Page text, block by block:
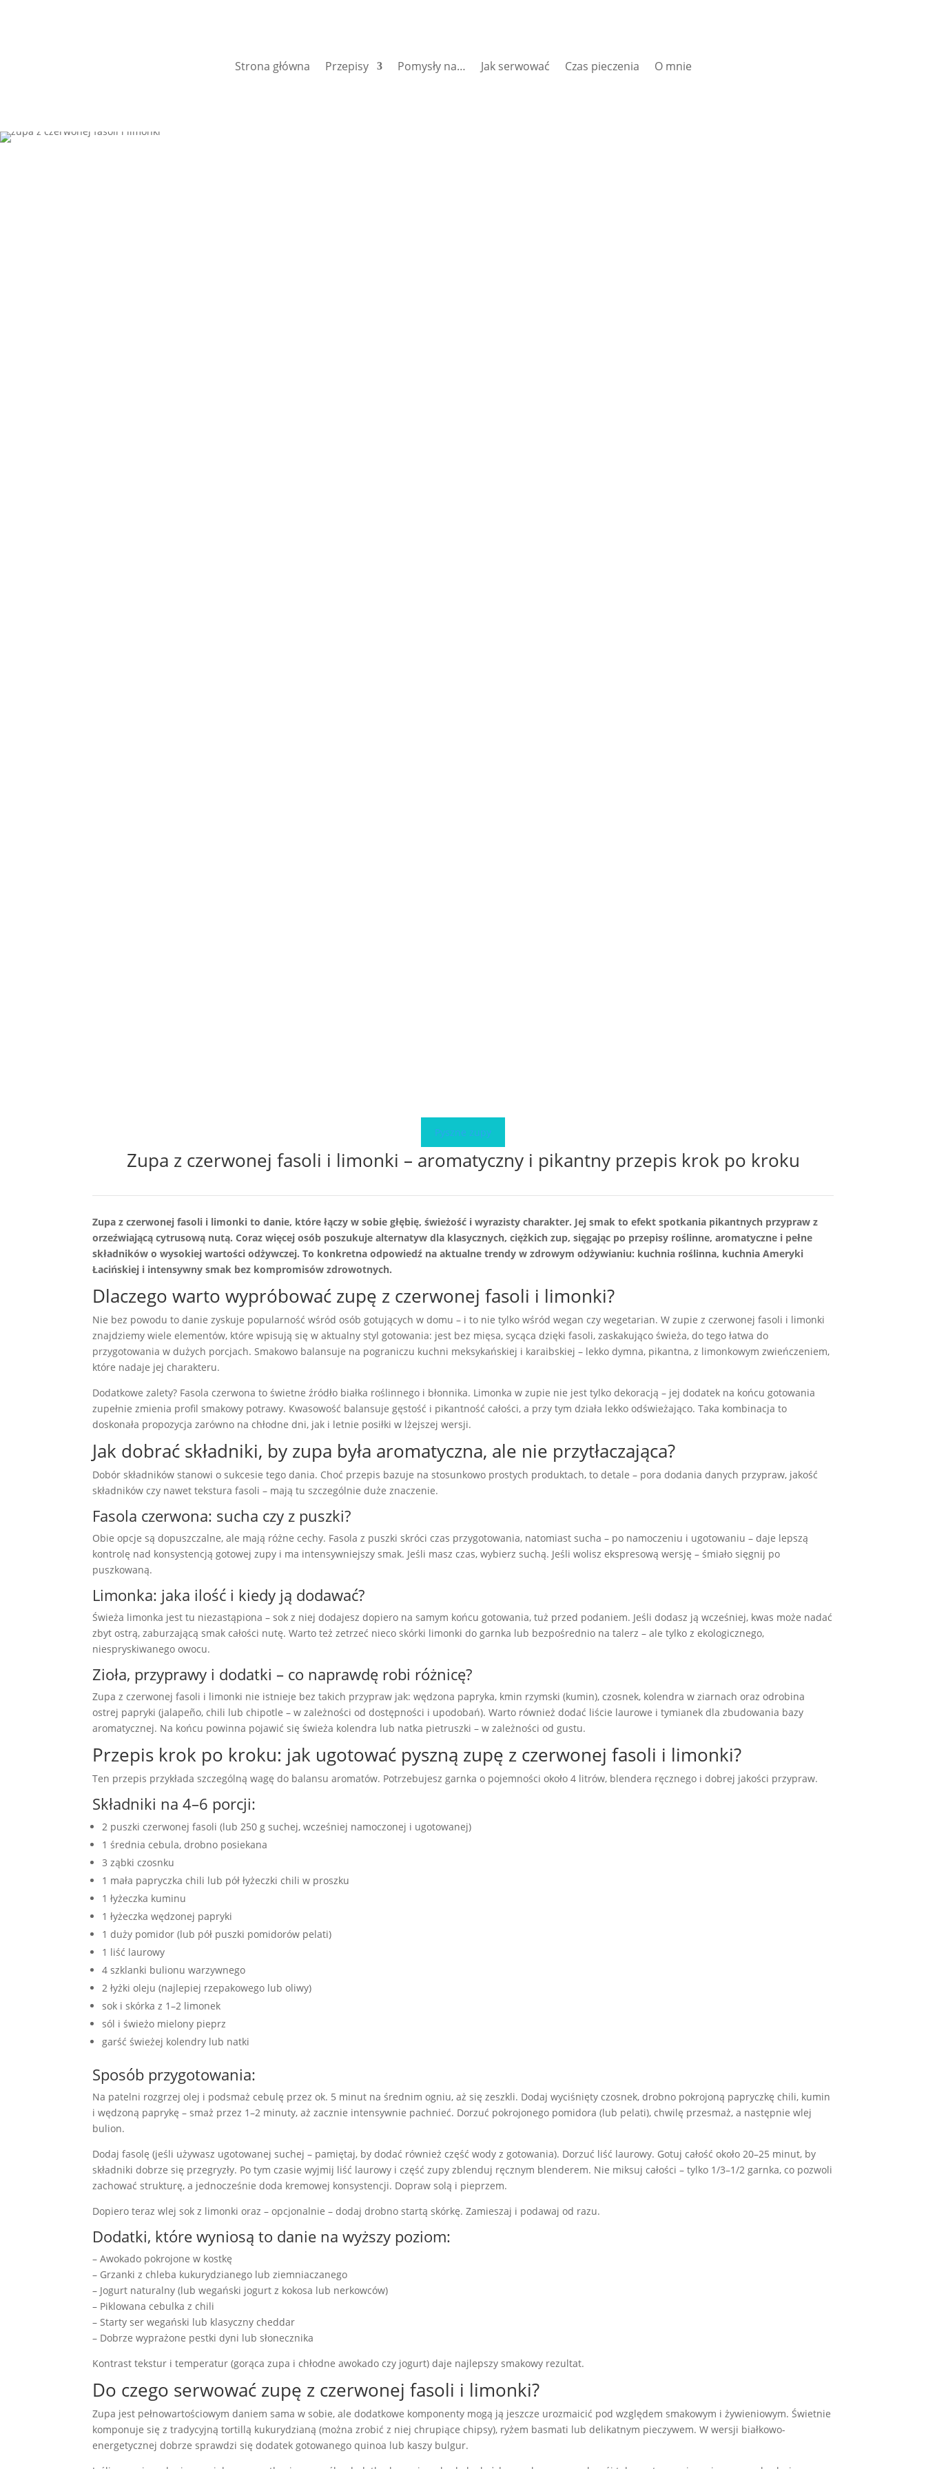
Strona główna Przepisy Pomysły na… Jak serwować Czas pieczenia O mnie
Pyszne zupy
Zupa z czerwonej fasoli i limonki – aromatyczny i pikantny przepis krok po kroku
Zupa z czerwonej fasoli i limonki to danie, które łączy w sobie głębię, świeżość i wyrazisty charakter. Jej smak to efekt spotkania pikantnych przypraw z
orzeźwiającą cytrusową nutą. Coraz więcej osób poszukuje alternatyw dla klasycznych, ciężkich zup, sięgając po przepisy roślinne, aromatyczne i pełne
składników o wysokiej wartości odżywczej. To konkretna odpowiedź na aktualne trendy w zdrowym odżywianiu: kuchnia roślinna, kuchnia Ameryki
Łacińskiej i intensywny smak bez kompromisów zdrowotnych.
Dlaczego warto wypróbować zupę z czerwonej fasoli i limonki?
Nie bez powodu to danie zyskuje popularność wśród osób gotujących w domu – i to nie tylko wśród wegan czy wegetarian. W zupie z czerwonej fasoli i limonki
znajdziemy wiele elementów, które wpisują się w aktualny styl gotowania: jest bez mięsa, sycąca dzięki fasoli, zaskakująco świeża, do tego łatwa do
przygotowania w dużych porcjach. Smakowo balansuje na pograniczu kuchni meksykańskiej i karaibskiej – lekko dymna, pikantna, z limonkowym zwieńczeniem,
które nadaje jej charakteru.
Dodatkowe zalety? Fasola czerwona to świetne źródło białka roślinnego i błonnika. Limonka w zupie nie jest tylko dekoracją – jej dodatek na końcu gotowania
zupełnie zmienia profil smakowy potrawy. Kwasowość balansuje gęstość i pikantność całości, a przy tym działa lekko odświeżająco. Taka kombinacja to
doskonała propozycja zarówno na chłodne dni, jak i letnie posiłki w lżejszej wersji.
Jak dobrać składniki, by zupa była aromatyczna, ale nie przytłaczająca?
Dobór składników stanowi o sukcesie tego dania. Choć przepis bazuje na stosunkowo prostych produktach, to detale – pora dodania danych przypraw, jakość
składników czy nawet tekstura fasoli – mają tu szczególnie duże znaczenie.
Fasola czerwona: sucha czy z puszki?
Obie opcje są dopuszczalne, ale mają różne cechy. Fasola z puszki skróci czas przygotowania, natomiast sucha – po namoczeniu i ugotowaniu – daje lepszą
kontrolę nad konsystencją gotowej zupy i ma intensywniejszy smak. Jeśli masz czas, wybierz suchą. Jeśli wolisz ekspresową wersję – śmiało sięgnij po
puszkowaną.
Limonka: jaka ilość i kiedy ją dodawać?
Świeża limonka jest tu niezastąpiona – sok z niej dodajesz dopiero na samym końcu gotowania, tuż przed podaniem. Jeśli dodasz ją wcześniej, kwas może nadać
zbyt ostrą, zaburzającą smak całości nutę. Warto też zetrzeć nieco skórki limonki do garnka lub bezpośrednio na talerz – ale tylko z ekologicznego,
niespryskiwanego owocu.
Zioła, przyprawy i dodatki – co naprawdę robi różnicę?
Zupa z czerwonej fasoli i limonki nie istnieje bez takich przypraw jak: wędzona papryka, kmin rzymski (kumin), czosnek, kolendra w ziarnach oraz odrobina
ostrej papryki (jalapeño, chili lub chipotle – w zależności od dostępności i upodobań). Warto również dodać liście laurowe i tymianek dla zbudowania bazy
aromatycznej. Na końcu powinna pojawić się świeża kolendra lub natka pietruszki – w zależności od gustu.
Przepis krok po kroku: jak ugotować pyszną zupę z czerwonej fasoli i limonki?
Ten przepis przykłada szczególną wagę do balansu aromatów. Potrzebujesz garnka o pojemności około 4 litrów, blendera ręcznego i dobrej jakości przypraw.
Składniki na 4–6 porcji:
2 puszki czerwonej fasoli (lub 250 g suchej, wcześniej namoczonej i ugotowanej)
1 średnia cebula, drobno posiekana
3 ząbki czosnku
1 mała papryczka chili lub pół łyżeczki chili w proszku
1 łyżeczka kuminu
1 łyżeczka wędzonej papryki
1 duży pomidor (lub pół puszki pomidorów pelati)
1 liść laurowy
4 szklanki bulionu warzywnego
2 łyżki oleju (najlepiej rzepakowego lub oliwy)
sok i skórka z 1–2 limonek
sól i świeżo mielony pieprz
garść świeżej kolendry lub natki
Sposób przygotowania:
Na patelni rozgrzej olej i podsmaż cebulę przez ok. 5 minut na średnim ogniu, aż się zeszkli. Dodaj wyciśnięty czosnek, drobno pokrojoną papryczkę chili, kumin
i wędzoną paprykę – smaż przez 1–2 minuty, aż zacznie intensywnie pachnieć. Dorzuć pokrojonego pomidora (lub pelati), chwilę przesmaż, a następnie wlej
bulion.
Dodaj fasolę (jeśli używasz ugotowanej suchej – pamiętaj, by dodać również część wody z gotowania). Dorzuć liść laurowy. Gotuj całość około 20–25 minut, by
składniki dobrze się przegryzły. Po tym czasie wyjmij liść laurowy i część zupy zblenduj ręcznym blenderem. Nie miksuj całości – tylko 1/3–1/2 garnka, co pozwoli
zachować strukturę, a jednocześnie doda kremowej konsystencji. Dopraw solą i pieprzem.
Dopiero teraz wlej sok z limonki oraz – opcjonalnie – dodaj drobno startą skórkę. Zamieszaj i podawaj od razu.
Dodatki, które wyniosą to danie na wyższy poziom:
– Awokado pokrojone w kostkę
– Grzanki z chleba kukurydzianego lub ziemniaczanego
– Jogurt naturalny (lub wegański jogurt z kokosa lub nerkowców)
– Piklowana cebulka z chili
– Starty ser wegański lub klasyczny cheddar
– Dobrze wyprażone pestki dyni lub słonecznika
Kontrast tekstur i temperatur (gorąca zupa i chłodne awokado czy jogurt) daje najlepszy smakowy rezultat.
Do czego serwować zupę z czerwonej fasoli i limonki?
Zupa jest pełnowartościowym daniem sama w sobie, ale dodatkowe komponenty mogą ją jeszcze urozmaicić pod względem smakowym i żywieniowym. Świetnie
komponuje się z tradycyjną tortillą kukurydzianą (można zrobić z niej chrupiące chipsy), ryżem basmati lub delikatnym pieczywem. W wersji białkowo-
energetycznej dobrze sprawdzi się dodatek gotowanego quinoa lub kaszy bulgur.